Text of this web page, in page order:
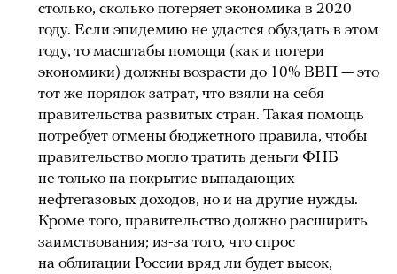
столько, сколько потеряет экономика в 2020
году. Если эпидемию не удастся обуздать в этом
году, то масштабы помощи (как и потери
экономики) должны возрасти до 10% ВВП — это
тот же порядок затрат, что взяли на себя
правительства развитых стран. Такая помощь
потребует отмены бюджетного правила, чтобы
правительство могло тратить деньги ФНБ
не только на покрытие выпадающих
нефтегазовых доходов, но и на другие нужды.
Кроме того, правительство должно расширить
заимствования; из-за того, что спрос
на облигации России вряд ли будет высок,